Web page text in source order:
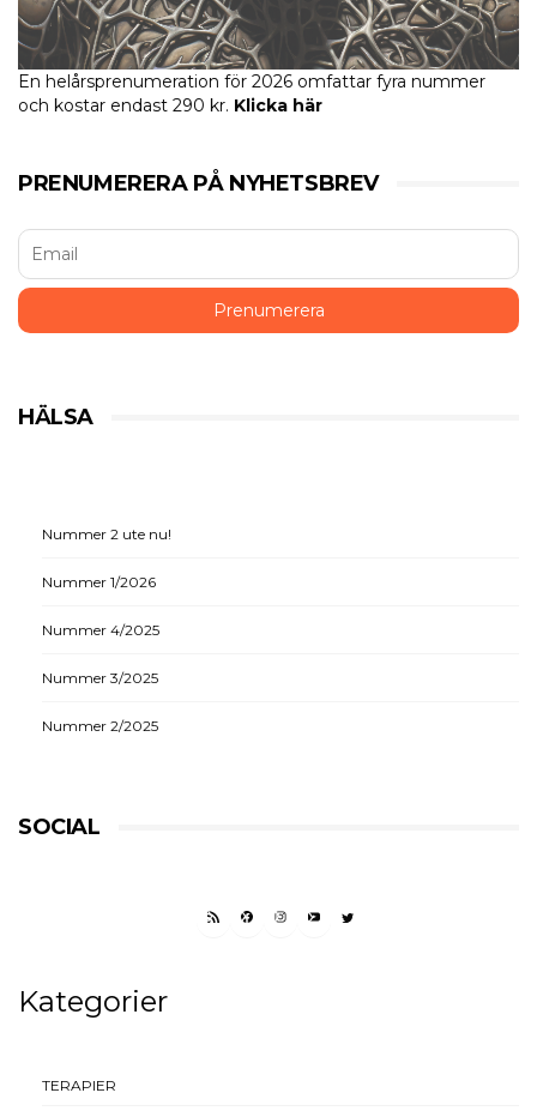
En helårsprenumeration för 2026 omfattar fyra nummer
och kostar endast 290 kr. Klicka här
PRENUMERERA PÅ NYHETSBREV
HÄLSA
Nummer 2 ute nu!
Nummer 1/2026
Nummer 4/2025
Nummer 3/2025
Nummer 2/2025
SOCIAL
RSS FEEDFACEBOOK
INSTAGRAM
YOUTUBETWITTER
Kategorier
TERAPIER